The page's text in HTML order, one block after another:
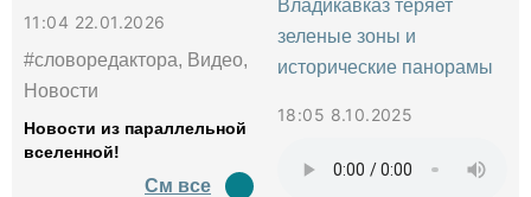
11:04 22.01.2026
#словоредактора, Видео,
Новости
Новости из параллельной
вселенной!
См все
18:05 8.10.2025